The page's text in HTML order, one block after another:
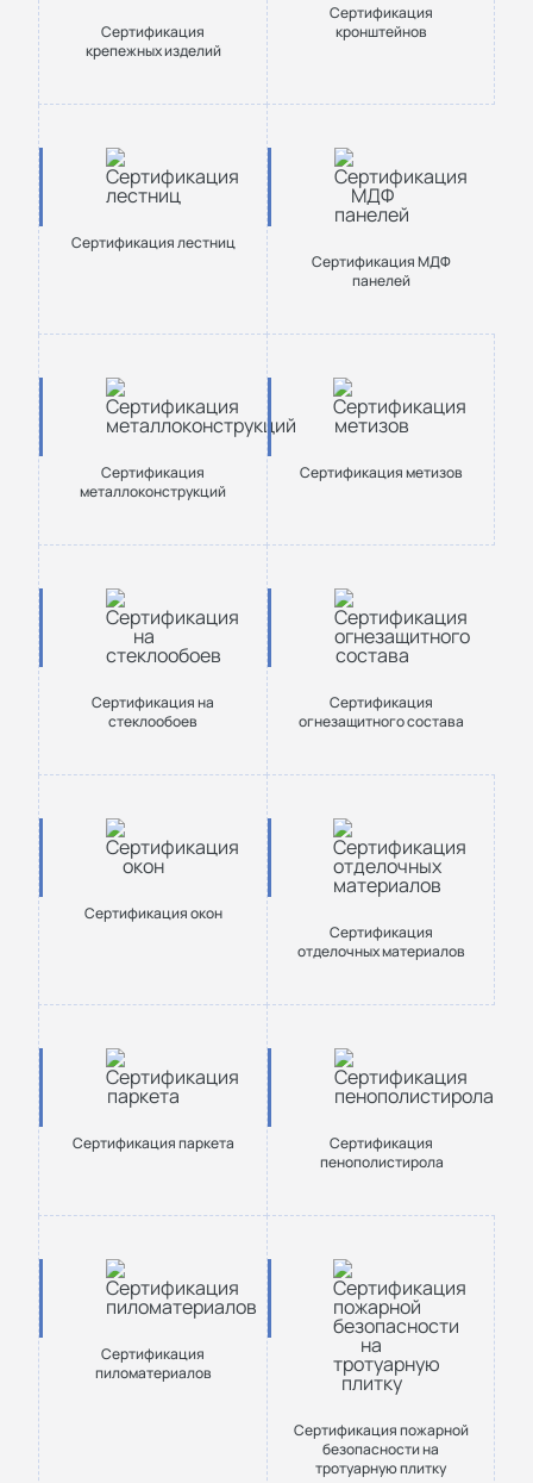
Сертификация
крепежных изделий
Сертификация
кронштейнов
Сертификация лестниц
Сертификация МДФ
панелей
Сертификация
металлоконструкций
Сертификация метизов
Сертификация на
стеклообоев
Сертификация
огнезащитного состава
Сертификация окон
Сертификация
отделочных материалов
Сертификация паркета
Сертификация
пенополистирола
Сертификация
пиломатериалов
Сертификация пожарной
безопасности на
тротуарную плитку